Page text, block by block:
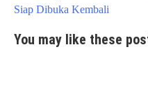
Siap Dibuka Kembali
You may like these